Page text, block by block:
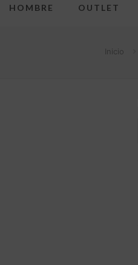
HOMBRE OUTLET
Inicio